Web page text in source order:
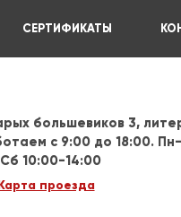
СЕРТИФИКАТЫ
большевиков 3,
c 9:00 до 18:00.
10:00-14:00
проезда